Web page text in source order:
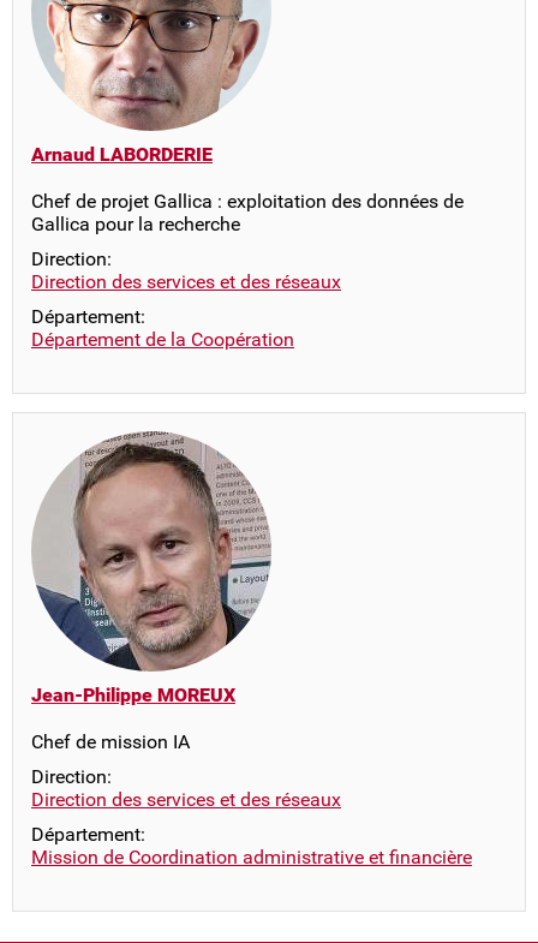
Arnaud LABORDERIE
Chef de projet Gallica : exploitation des données de
Gallica pour la recherche
Direction:
Direction des services et des réseaux
Département:
Département de la Coopération
Jean-Philippe MOREUX
Chef de mission IA
Direction:
Direction des services et des réseaux
Département:
Mission de Coordination administrative et financière